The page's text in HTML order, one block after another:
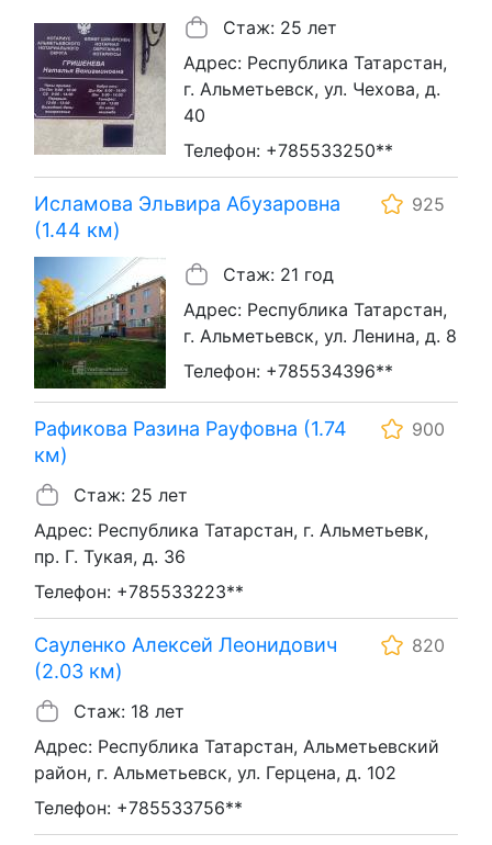
Стаж: 25 лет
Адрес: Республика Татарстан,
г. Альметьевск, ул. Чехова, д.
40
Телефон: +785533250**
Исламова Эльвира Абузаровна
(1.44 км)
925
Стаж: 21 год
Адрес: Республика Татарстан,
г. Альметьевск, ул. Ленина, д. 8
Телефон: +785534396**
Рафикова Разина Рауфовна (1.74
км)
900
Стаж: 25 лет
Адрес: Республика Татарстан, г. Альметьевк,
пр. Г. Тукая, д. 36
Телефон: +785533223**
Сауленко Алексей Леонидович
(2.03 км)
820
Стаж: 18 лет
Адрес: Республика Татарстан, Альметьевский
район, г. Альметьевск, ул. Герцена, д. 102
Телефон: +785533756**